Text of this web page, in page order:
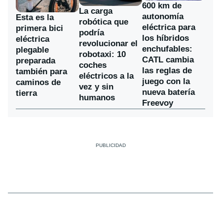
Esta es la
primera bici
eléctrica
plegable
preparada
también para
caminos de
tierra
La carga
robótica que
podría
revolucionar el
robotaxi: 10
coches
eléctricos a la
vez y sin
humanos
600 km de
autonomía
eléctrica para
los híbridos
enchufables:
CATL cambia
las reglas de
juego con la
nueva batería
Freevoy